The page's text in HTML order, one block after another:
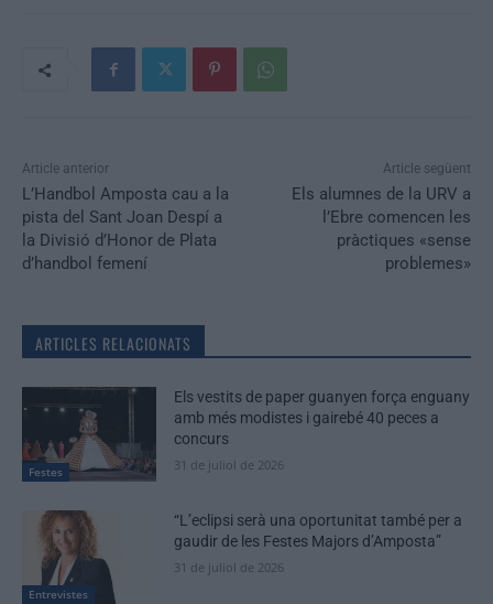
Article anterior
L’Handbol Amposta cau a la
pista del Sant Joan Despí a
la Divisió d’Honor de Plata
d’handbol femení
Article següent
Els alumnes de la URV a
l’Ebre comencen les
pràctiques «sense
problemes»
ARTICLES RELACIONATS
Festes
Els vestits de paper guanyen força enguany
amb més modistes i gairebé 40 peces a
concurs
31 de juliol de 2026
Entrevistes
“L’eclipsi serà una oportunitat també per a
gaudir de les Festes Majors d’Amposta”
31 de juliol de 2026